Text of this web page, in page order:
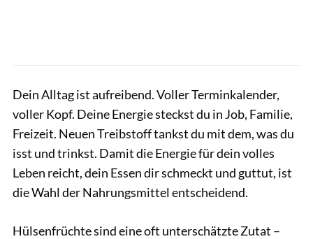
Dein Alltag ist aufreibend. Voller Terminkalender,
voller Kopf. Deine Energie steckst du in Job, Familie,
Freizeit. Neuen Treibstoff tankst du mit dem, was du
isst und trinkst. Damit die Energie für dein volles
Leben reicht, dein Essen dir schmeckt und guttut, ist
die Wahl der Nahrungsmittel entscheidend.
Hülsenfrüchte sind eine oft unterschätzte Zutat –